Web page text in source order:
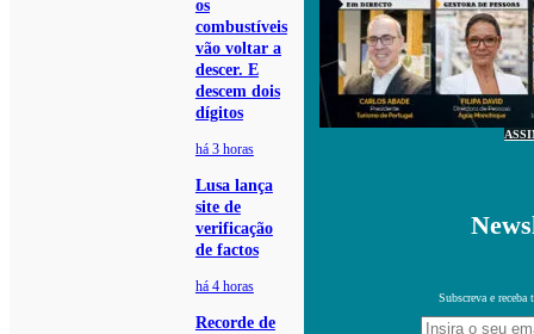
os
combustíveis
vão voltar a
descer. E
descem dois
dígitos
há 3 horas
Lusa lança
site de
verificação
de factos
há 4 horas
Recorde de
Subscreva e receba